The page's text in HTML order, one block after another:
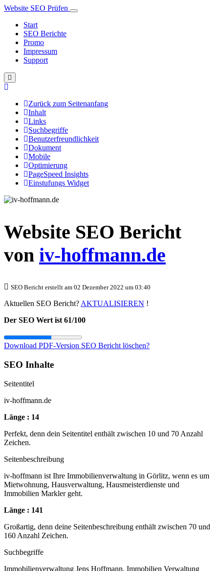
Website SEO Prüfen
Start
SEO Berichte
Promo
Impressum
Support
Zurück zum Seitenanfang
Inhalt
Links
Suchbegriffe
Benutzerfreundlichkeit
Dokument
Mobile
Optimierung
PageSpeed Insights
Einstufungs Widget
Website SEO Bericht
von iv-hoffmann.de
SEO Bericht erstellt am 02 Dezember 2022 um 03:40
Aktuellen SEO Bericht? AKTUALISIEREN !
Der SEO Wert ist 61/100
Download PDF-Version SEO Bericht löschen?
SEO Inhalte
Seitentitel
iv-hoffmann.de
Länge : 14
Perfekt, denn dein Seitentitel enthält zwischen 10 und 70 Anzahl
Zeichen.
Seitenbeschreibung
iv-hoffmann ist Ihre Immobilienverwaltung in Görlitz, wenn es um
Mietwohnung, Hausverwaltung, Hausmeisterdienste und
Immobilien Markler geht.
Länge : 141
Großartig, denn deine Seitenbeschreibung enthält zwischen 70 und
160 Anzahl Zeichen.
Suchbegriffe
Immobilienverwaltung Jens Hoffmann, Immobilien Verwaltung